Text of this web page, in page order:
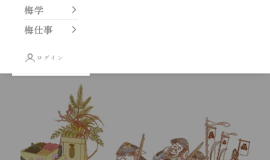
梅学
梅仕事
ログイン